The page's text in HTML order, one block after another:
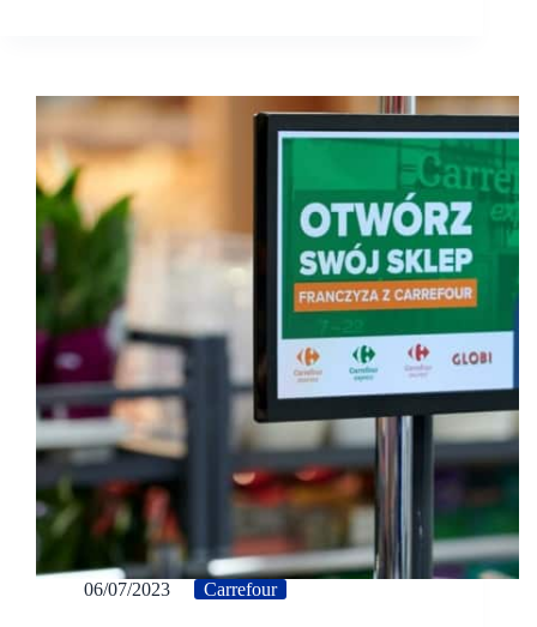
06/07/2023 Carrefour